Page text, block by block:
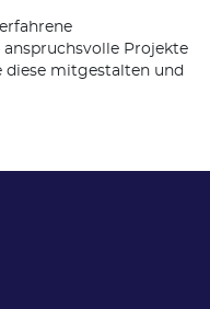
Projekte
diese mitgestalten und